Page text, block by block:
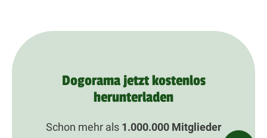
Dogorama jetzt kostenlos
herunterladen
Schon mehr als 1.000.000Mitglieder